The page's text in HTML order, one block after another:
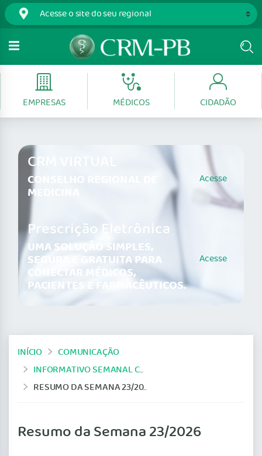
EMPRESAS MÉDICOS CIDADÃO
CRM VIRTUAL
CONSELHO REGIONAL DE
MEDICINA
Acesse
Prescrição Eletrônica
UMA SOLUÇÃO SIMPLES,
SEGURA E GRATUITA PARA
CONECTAR MÉDICOS,
PACIENTES E FARMACÊUTICOS.
Acesse
INÍCIO
COMUNICAÇÃO
INFORMATIVO SEMANAL CRM-PB
RESUMO DA SEMANA 23/2026
Resumo da Semana 23/2026